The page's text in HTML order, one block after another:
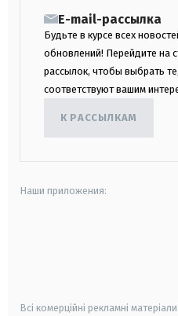
E-mail-рассылка
Будьте в курсе всех
обновлений! Перейдите на
рассылок, чтобы выбрать
соответствуют вашим
К РАССЫЛКАМ
Наши приложения:
Всі комерційні рекламні